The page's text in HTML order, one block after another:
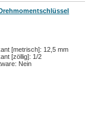
[metrisch]: 12,5 mm
[zöllig]: 1/2
Nein